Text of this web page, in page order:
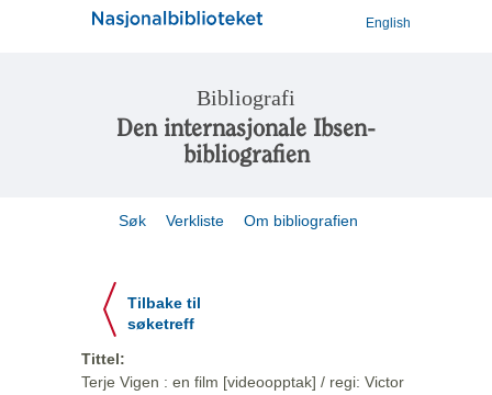
English
Bibliografi
Den internasjonale Ibsen-
bibliografien
Søk Verkliste Om bibliografien
Tilbake til
søketreff
Tittel:
Terje Vigen : en film [videoopptak] / regi: Victor